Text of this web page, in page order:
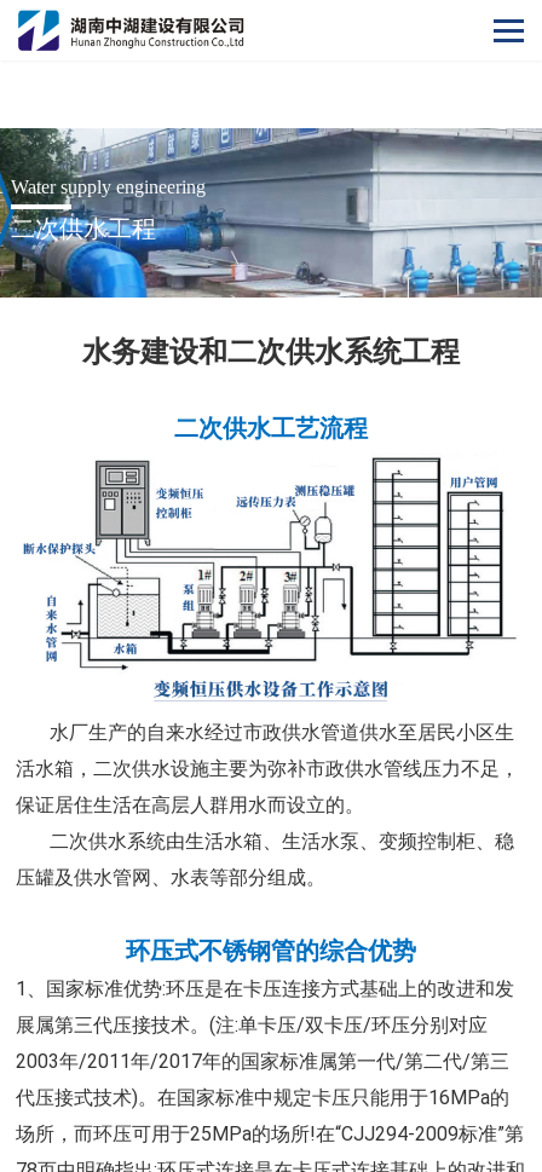
开云官方网站
Water supply engineering
二次供水工程
水务建设和二次供水系统工程
二次供水工艺流程
水厂生产的自来水经过市政供水管道供水至居民小区生
活水箱，二次供水设施主要为弥补市政供水管线压力不足，
保证居住生活在高层人群用水而设立的。
二次供水系统由生活水箱、生活水泵、变频控制柜、稳
压罐及供水管网、水表等部分组成。
环压式不锈钢管的综合优势
1、国家标准优势:环压是在卡压连接方式基础上的改进和发
展属第三代压接技术。(注:单卡压/双卡压/环压分别对应
2003年/2011年/2017年的国家标准属第一代/第二代/第三
代压接式技术)。在国家标准中规定卡压只能用于16MPa的
场所，而环压可用于25MPa的场所!在“CJJ294-2009标准”第